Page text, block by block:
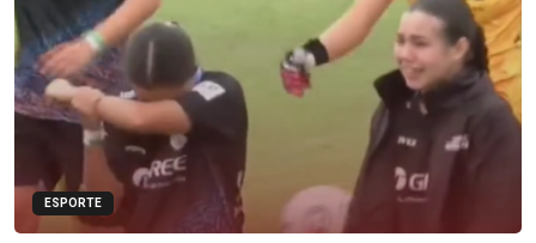
ESPORTE